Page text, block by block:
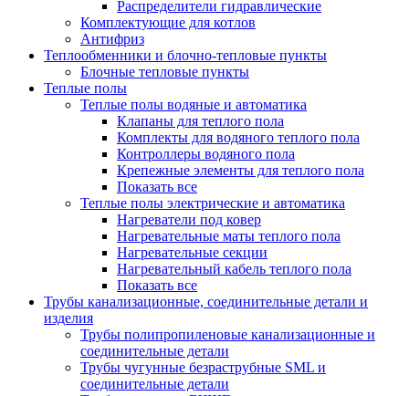
Распределители гидравлические
Комплектующие для котлов
Антифриз
Теплообменники и блочно-тепловые пункты
Блочные тепловые пункты
Теплые полы
Теплые полы водяные и автоматика
Клапаны для теплого пола
Комплекты для водяного теплого пола
Контроллеры водяного пола
Крепежные элементы для теплого пола
Показать все
Теплые полы электрические и автоматика
Нагреватели под ковер
Нагревательные маты теплого пола
Нагревательные секции
Нагревательный кабель теплого пола
Показать все
Трубы канализационные, соединительные детали и
изделия
Трубы полипропиленовые канализационные и
соединительные детали
Трубы чугунные безраструбные SML и
соединительные детали